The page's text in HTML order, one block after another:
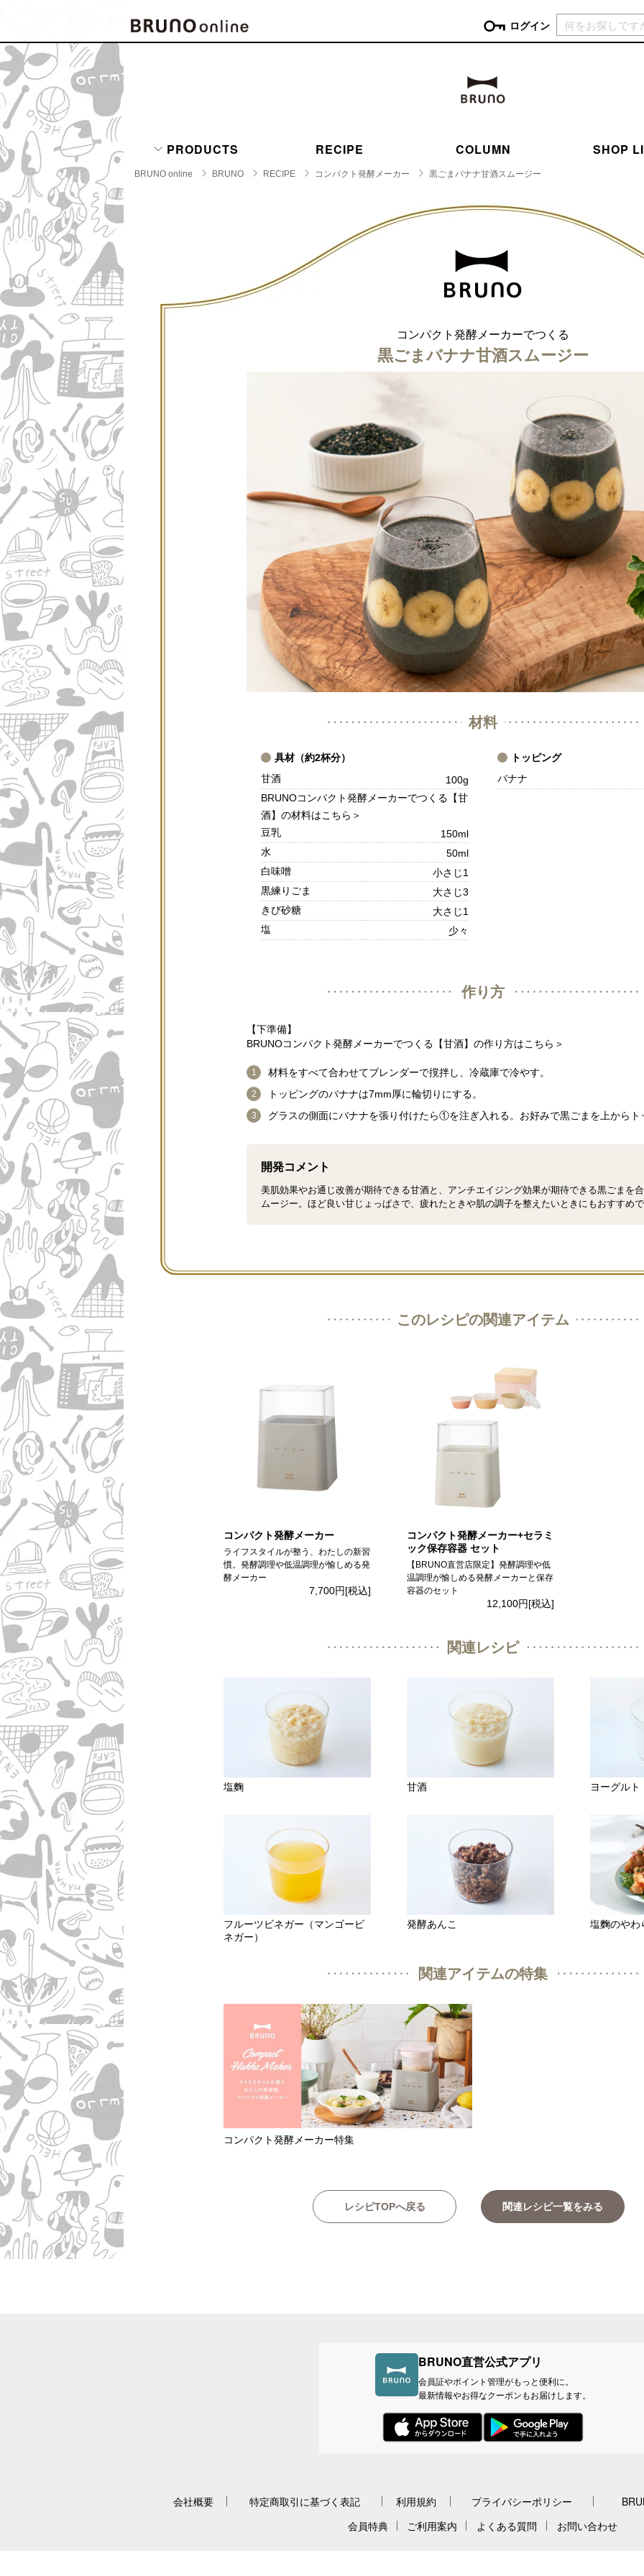
ログイン
ログイン
現在
キッチンツール
生活家電
家具・収納
more
ランチボックス・弁当箱
ランチバッグ・クーラートート
ビューティー
ハンドケア
ボディケア
ファッション・トラベル ベビー・キッズアイテム
その他ベビー・キッズアイテム
PRODUCTS RECIPE COLUMN SHOP
BRUNO online BRUNO RECIPE コンパクト発酵メーカー 黒ごまバナナ甘酒スムージー
コンパクト発酵メーカーでつくる
黒ごまバナナ甘酒スムージー
材料
具材（約2杯分）
甘酒
100g
BRUNOコンパクト発酵メーカーでつくる【甘
酒】の材料はこちら＞
豆乳
150ml
水
50ml
白味噌
小さじ1
黒練りごま
大さじ3
きび砂糖
大さじ1
塩
少々
トッピング
バナナ
作り方
【下準備】
BRUNOコンパクト発酵メーカーでつくる【甘酒】の作り方はこちら＞
材料をすべて合わせてブレンダーで撹拌し、冷蔵庫で冷やす。
トッピングのバナナは7mm厚に輪切りにする。
グラスの側面にバナナを張り付けたら①を注ぎ入れる。お好みで黒ごまを上からト
開発コメント
美肌効果やお通じ改善が期待できる甘酒と、アンチエイジング効果が期待できる黒ごまを
ムージー。ほど良い甘じょっぱさで、疲れたときや肌の調子を整えたいときにもおすすめ
このレシピの関連アイテム
コンパクト発酵メーカー
ライフスタイルが整う、わたしの新習
慣。発酵調理や低温調理が愉しめる発
酵メーカー
7,700円[税込]
コンパクト発酵メーカー+セラミ
ック保存容器 セット
【BRUNO直営店限定】発酵調理や低
温調理が愉しめる発酵メーカーと保存
容器のセット
12,100円[税込]
関連レシピ
塩麴 甘酒 ヨーグルト
フルーツビネガー（マンゴービ
ネガー）
発酵あんこ 塩麴のやわ
関連アイテムの特集
コンパクト発酵メーカー特集
レシピTOPへ戻る 関連レシピ一覧をみる
BRUNO直営公式アプリ
会員証やポイント管理がもっと便利に。
最新情報やお得なクーポンもお届けします。
会社概要 特定商取引に基づく表記 利用規約 プライバシーポリシー
会員特典
ご利用案内 よくある質問 お問い合わせ